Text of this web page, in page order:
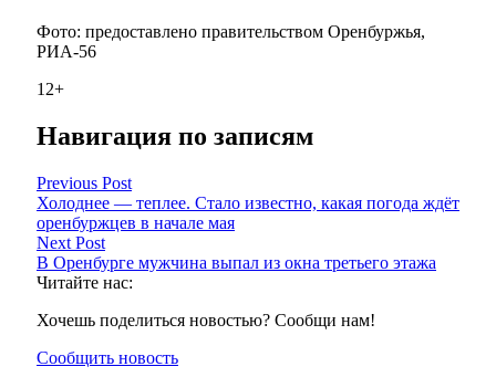
Фото: предоставлено правительством Оренбуржья,
РИА-56
12+
Навигация по записям
Previous Post
Холоднее — теплее. Стало известно, какая погода ждёт
оренбуржцев в начале мая
Next Post
В Оренбурге мужчина выпал из окна третьего этажа
Читайте нас:
Хочешь поделиться новостью? Сообщи нам!
Сообщить новость